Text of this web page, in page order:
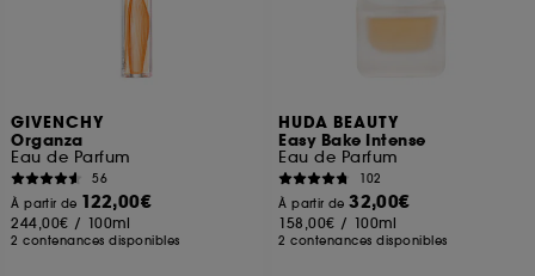
GIVENCHY
Organza
Eau de Parfum
56
À partir de 122,00€
244,00€ / 100ml
2 contenances disponibles
HUDA BEAUTY
Easy Bake Intense
Eau de Parfum
102
À partir de32,00€
158,00€ / 100ml
2 contenances disponibles